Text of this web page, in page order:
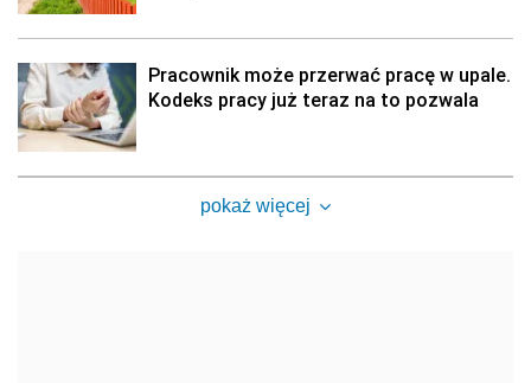
Pracownik może przerwać pracę w upale.
Kodeks pracy już teraz na to pozwala
pokaż więcej